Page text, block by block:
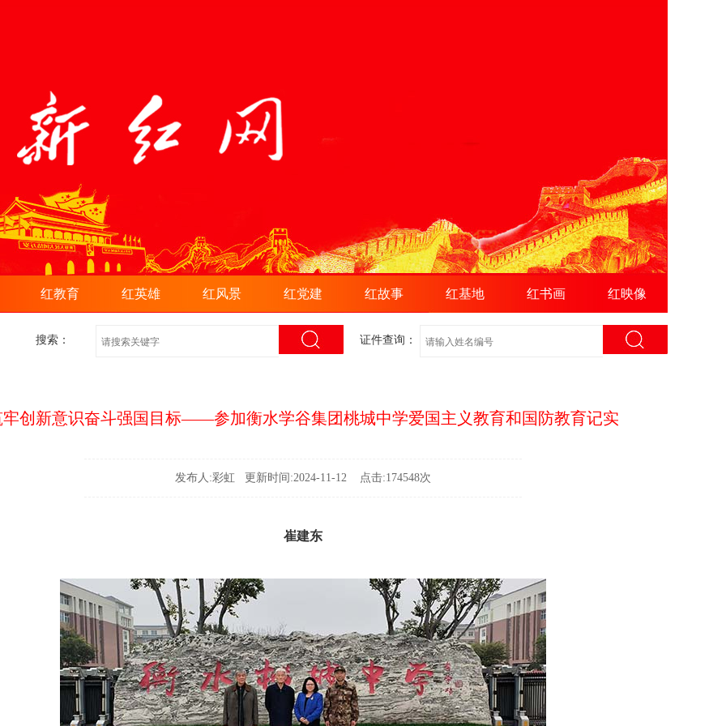
红教育 红英雄 红风景 红党建 红故事 红基地 红书画 红映像
证件查询：
搜索：
牢创新意识奋斗强国目标——参加衡水学谷集团桃城中学爱国主义教育和国防教育记实
发布人:彩虹 更新时间:2024-11-12 点击:174548次
崔建东